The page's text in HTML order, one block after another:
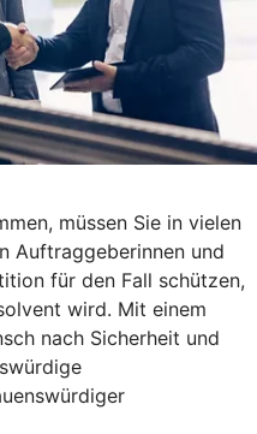
müssen Sie in vielen
Auftraggeberinnen und
für den Fall schützen,
wird. Mit einem
nach Sicherheit und